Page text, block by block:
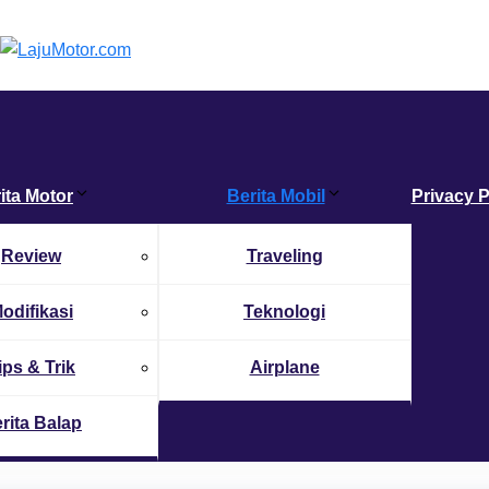
Motor
Review
& Trik
Balap
Berita Mobil
Traveling
Teknologi
Airplane
Privacy